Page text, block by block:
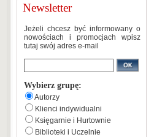
Newsletter
Jeżeli chcesz być informowany o
nowościach i promocjach wpisz
tutaj swój adres e-mail
Wybierz grupę:
Autorzy
Klienci indywidualni
Księgarnie i Hurtownie
Biblioteki i Uczelnie